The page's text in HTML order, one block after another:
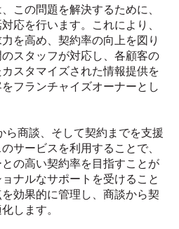
この問題を解決するために、
応を行います。これにより、
を高め、契約率の向上を図り
スタッフが対応し、各顧客の
スタマイズされた情報提供を
フランチャイズオーナーとし
ら商談、そして契約までを支援
サービスを利用することで、
の高い契約率を目指すことが
ナルなサポートを受けること
効果的に管理し、商談から契
します。